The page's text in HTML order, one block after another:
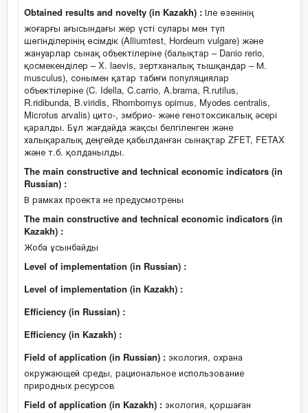
Obtained results and novelty (in Kazakh) : Іле өзенінің
жоғарғы ағысындағы жер үсті сулары мен түп
шөгінділерінің өсімдік (Alliumtest, Hordeum vulgare) және
жануарлар сынақ объектілеріне (балықтар – Danio rerio,
қосмекенділер – X. laevis, зертханалық тышқандар – М.
musculus), сонымен қатар табиғи популяциялар
объектілеріне (C. Idella, C.carrio, A.brama, R.rutilus,
R.ridibunda, B.viridis, Rhombomys opimus, Myodes centralis,
Microtus arvalis) цито-, эмбрио- және генотоксикалық әсері
қаралды. Бұл жағдайда жақсы белгіленген және
халықаралық деңгейде қабылданған сынақтар ZFET, FETAX
және т.б. қолданылды.
The main constructive and technical economic indicators (in
Russian) :
В рамках проекта не предусмотрены
The main constructive and technical economic indicators (in
Kazakh) :
Жоба ұсынбайды
Level of implementation (in Russian) :
Level of implementation (in Kazakh) :
Efficiency (in Russian) :
Efficiency (in Kazakh) :
Field of application (in Russian) : экология, охрана
окружающей среды, рациональное использование
природных ресурсов
Field of application (in Kazakh) : экология, қоршаған